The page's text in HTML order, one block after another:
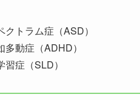
クトラム症（ASD）
動症（ADHD）
症（SLD）